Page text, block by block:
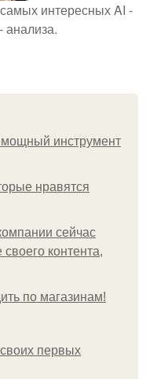
интересных AI -
анализа.
мощный инструмент
нравятся
сейчас
контента,
по магазинам!
первых